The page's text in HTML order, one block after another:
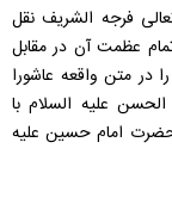
فرجه الشریف نقل
عظمت آن در مقابل
در متن واقعه عاشورا
علیه السلام با
حضرت امام حسین علیه